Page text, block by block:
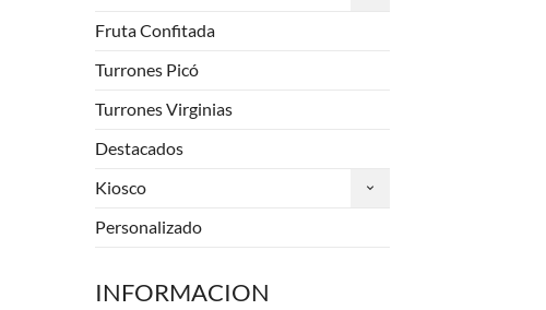
Fruta Confitada
Turrones Picó
Turrones Virginias
Destacados
Kiosco
Personalizado
INFORMACION